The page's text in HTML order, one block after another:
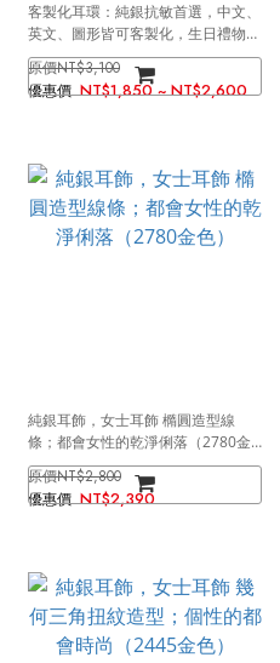
客製化耳環：純銀抗敏首選，中文、
英文、圖形皆可客製化，生日禮物情
人節禮物推薦〡10設計樣式任選
（0172）
NT$3,100
NT$1,850 ~ NT$2,600
純銀耳飾，女士耳飾 橢圓造型線
條；都會女性的乾淨俐落（2780金
色）
NT$2,800
NT$2,390